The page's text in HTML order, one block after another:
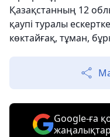
Қазақстанның 12
қаупі туралы
көктайғақ, тұман,
Google-ға